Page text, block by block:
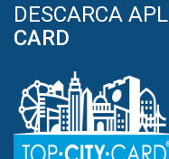
DESCARCA
CARD